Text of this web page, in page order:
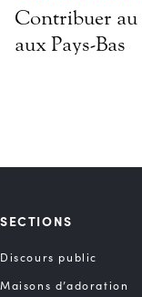
Contribuer au
aux Pays-Bas
SECTIONS
Discours public
Maisons d’adoration